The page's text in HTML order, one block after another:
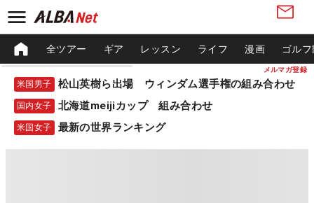
メルマガ登録
全ツアー ギア レッスン ライフ 漫画 ゴル
米国男子 松山英樹ら出場 ウィンダム選手権の組み合わせ
国内女子 北海道meijiカップ 組み合わせ
米国女子 最新の世界ランキング